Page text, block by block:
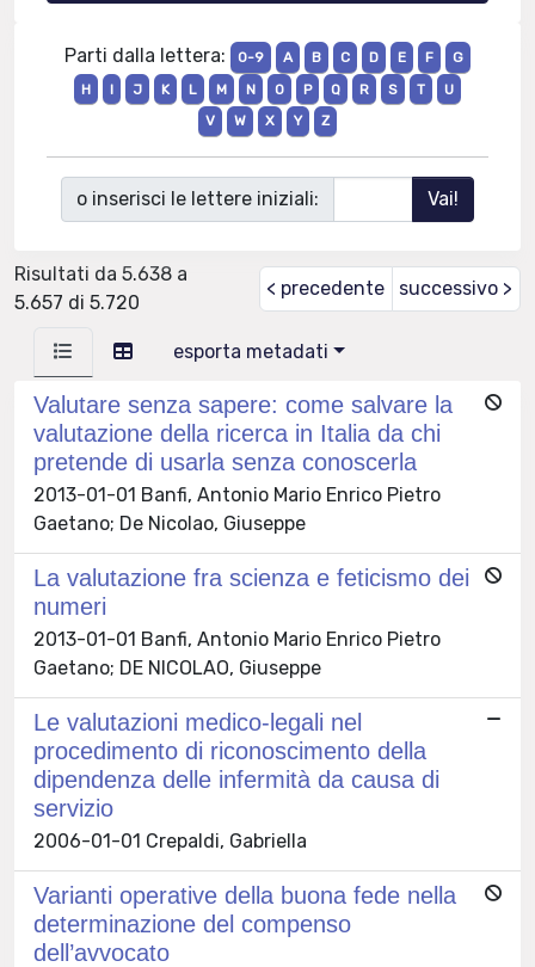
Parti dalla lettera: 0-9 A B C D E F
G
H
I J K L M N O P Q R S T
U
V
W X Y Z
o inserisci le lettere iniziali:
Risultati da 5.638 a
5.657 di 5.720
< precedente successivo >
esporta metadati
Valutare senza sapere: come salvare la
valutazione della ricerca in Italia da chi
pretende di usarla senza conoscerla
2013-01-01 Banfi, Antonio Mario Enrico Pietro
Gaetano; De Nicolao, Giuseppe
La valutazione fra scienza e feticismo dei
numeri
2013-01-01 Banfi, Antonio Mario Enrico Pietro
Gaetano; DE NICOLAO, Giuseppe
Le valutazioni medico-legali nel
procedimento di riconoscimento della
dipendenza delle infermità da causa di
servizio
2006-01-01 Crepaldi, Gabriella
Varianti operative della buona fede nella
determinazione del compenso
dell’avvocato